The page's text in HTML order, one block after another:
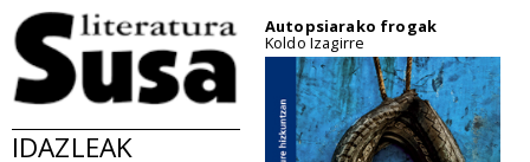
IDAZLEAK
Autopsiarako frogak
Koldo Izagirre